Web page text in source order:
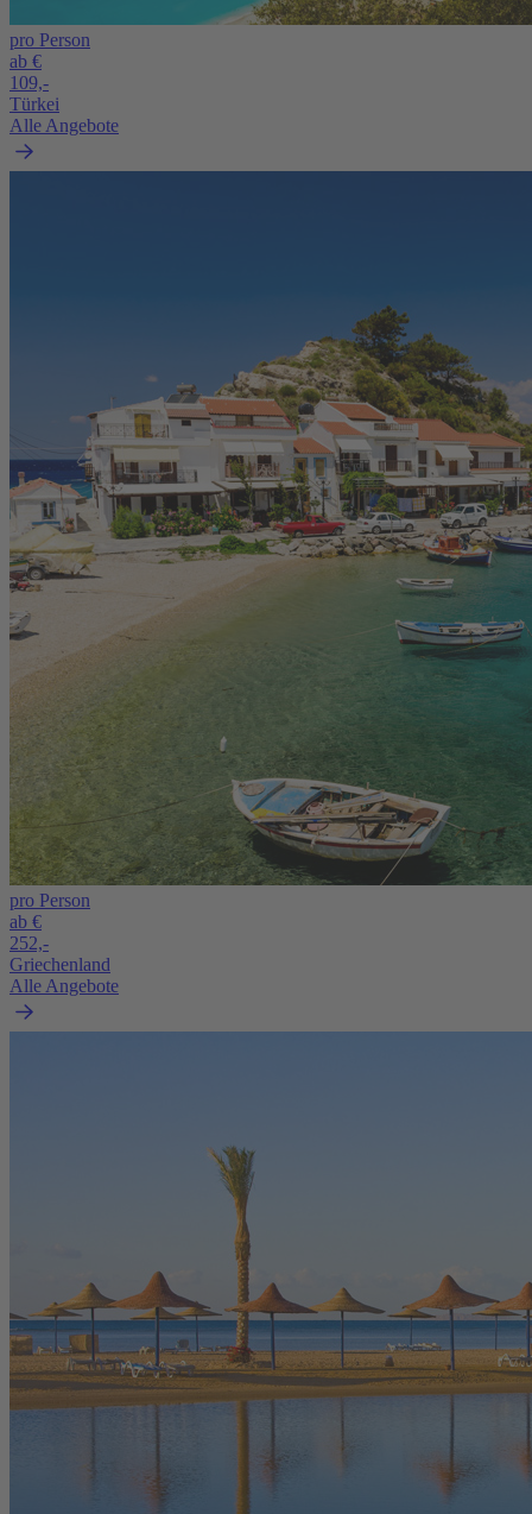
pro Person
ab €
109,-
Türkei
Alle Angebote
pro Person
ab €
252,-
Griechenland
Alle Angebote